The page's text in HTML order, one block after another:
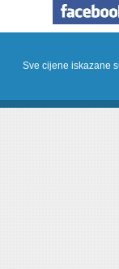
Sve cijene iskazane